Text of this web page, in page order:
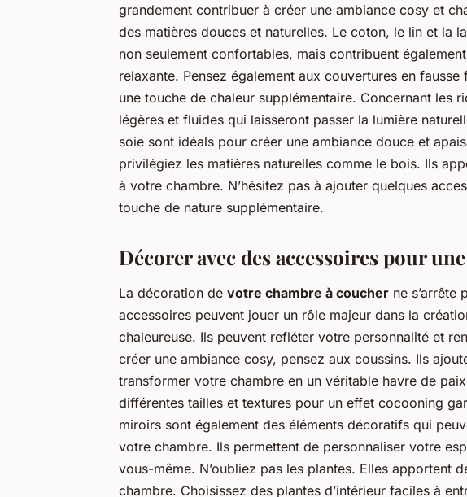
grandement contribuer à créer une ambiance cosy et
des matières douces et naturelles. Le coton, le lin et la
non seulement confortables, mais contribuent
relaxante. Pensez également aux couvertures en
une touche de chaleur supplémentaire. Concernant les
légères et fluides qui laisseront passer la lumière
soie sont idéals pour créer une ambiance douce et
privilégiez les matières naturelles comme le bois. Ils
à votre chambre. N’hésitez pas à ajouter quelques
touche de nature supplémentaire.
Décorer avec des accessoires pour
La décoration de votre chambre à coucher ne s’arrête
accessoires peuvent jouer un rôle majeur dans la
chaleureuse. Ils peuvent refléter votre personnalité et
créer une ambiance cosy, pensez aux coussins. Ils
transformer votre chambre en un véritable havre de
différentes tailles et textures pour un effet cocooning
miroirs sont également des éléments décoratifs qui
votre chambre. Ils permettent de personnaliser votre
vous-même. N’oubliez pas les plantes. Elles apportent
chambre. Choisissez des plantes d’intérieur faciles à